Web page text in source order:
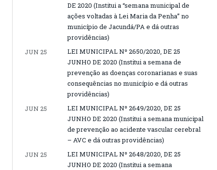
DE 2020 (Institui a “semana municipal de
ações voltadas à Lei Maria da Penha” no
município de Jacundá/PA e dá outras
providências)
JUN 25
LEI MUNICIPAL Nº 2650/2020, DE 25
JUNHO DE 2020 (Institui a semana de
prevenção as doenças coronarianas e suas
consequências no município e dá outras
providências)
JUN 25
LEI MUNICIPAL Nº 2649/2020, DE 25
JUNHO DE 2020 (Institui a semana municipal
de prevenção ao acidente vascular cerebral
– AVC e dá outras providências)
JUN 25
LEI MUNICIPAL Nº 2648/2020, DE 25
JUNHO DE 2020 (Institui a semana